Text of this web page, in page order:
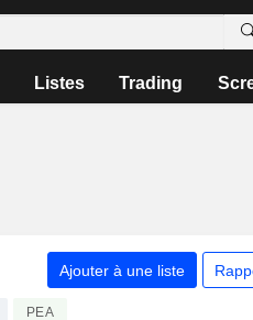
Listes Trading
Ajouter à une liste
PEA